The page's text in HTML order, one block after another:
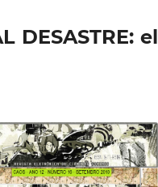
DESASTRE: el